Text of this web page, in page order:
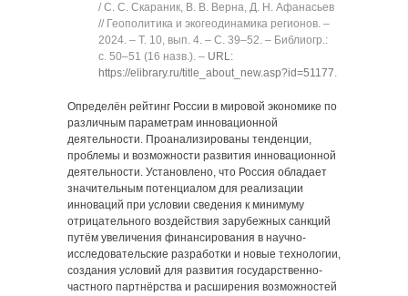
/ С. С. Скараник, В. В. Верна, Д. Н. Афанасьев
// Геополитика и экогеодинамика регионов. ‒
2024. ‒ Т. 10, вып. 4. ‒ C. 39‒52. ‒ Библиогр.:
с. 50‒51 (16 назв.). ‒ URL:
https://elibrary.ru/title_about_new.asp?id=51177.
Определён рейтинг России в мировой экономике по
различным параметрам инновационной
деятельности. Проанализированы тенденции,
проблемы и возможности развития инновационной
деятельности. Установлено, что Россия обладает
значительным потенциалом для реализации
инноваций при условии сведения к минимуму
отрицательного воздействия зарубежных санкций
путём увеличения финансирования в научно-
исследовательские разработки и новые технологии,
создания условий для развития государственно-
частного партнёрства и расширения возможностей